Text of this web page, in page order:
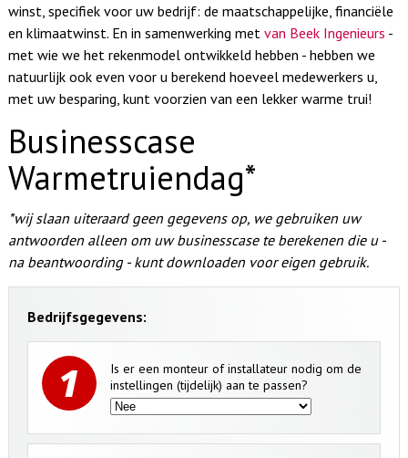
winst, specifiek voor uw bedrijf: de maatschappelijke, financiële
en klimaatwinst. En in samenwerking met van Beek Ingenieurs -
met wie we het rekenmodel ontwikkeld hebben - hebben we
natuurlijk ook even voor u berekend hoeveel medewerkers u,
met uw besparing, kunt voorzien van een lekker warme trui!
Businesscase
Warmetruiendag*
*wij slaan uiteraard geen gegevens op, we gebruiken uw
antwoorden alleen om uw businesscase te berekenen die u -
na beantwoording - kunt downloaden voor eigen gebruik.
Bedrijfsgegevens:
1
Is er een monteur of installateur nodig om de
instellingen (tijdelijk) aan te passen?